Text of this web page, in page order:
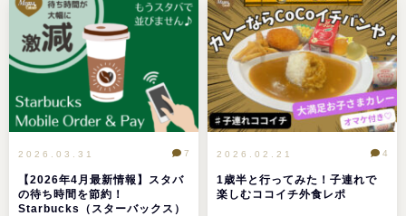
2026.03.31
【2026年4月最新情報】スタバ
の待ち時間を節約！
Starbucks（スターバックス）
7 2026.02.21
1歳半と行ってみた！子連れで
楽しむココイチ外食レポ
4